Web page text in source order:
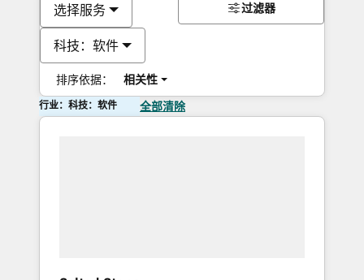
选择服务
科技：软件
排序依据： 相关性
过滤器
行业：科技：软件 全部清除